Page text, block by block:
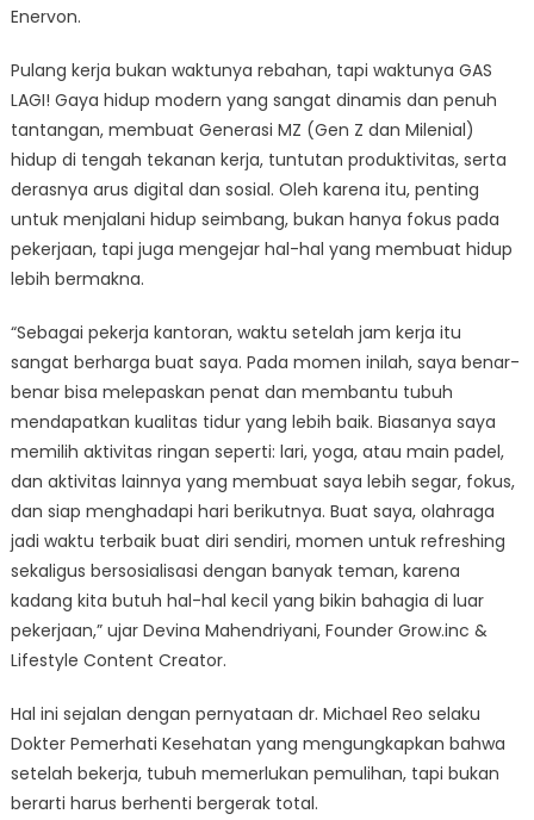
Enervon.
Pulang kerja bukan waktunya rebahan, tapi waktunya GAS
LAGI! Gaya hidup modern yang sangat dinamis dan penuh
tantangan, membuat Generasi MZ (Gen Z dan Milenial)
hidup di tengah tekanan kerja, tuntutan produktivitas, serta
derasnya arus digital dan sosial. Oleh karena itu, penting
untuk menjalani hidup seimbang, bukan hanya fokus pada
pekerjaan, tapi juga mengejar hal-hal yang membuat hidup
lebih bermakna.
“Sebagai pekerja kantoran, waktu setelah jam kerja itu
sangat berharga buat saya. Pada momen inilah, saya benar-
benar bisa melepaskan penat dan membantu tubuh
mendapatkan kualitas tidur yang lebih baik. Biasanya saya
memilih aktivitas ringan seperti: lari, yoga, atau main padel,
dan aktivitas lainnya yang membuat saya lebih segar, fokus,
dan siap menghadapi hari berikutnya. Buat saya, olahraga
jadi waktu terbaik buat diri sendiri, momen untuk refreshing
sekaligus bersosialisasi dengan banyak teman, karena
kadang kita butuh hal-hal kecil yang bikin bahagia di luar
pekerjaan,” ujar Devina Mahendriyani, Founder Grow.inc &
Lifestyle Content Creator.
Hal ini sejalan dengan pernyataan dr. Michael Reo selaku
Dokter Pemerhati Kesehatan yang mengungkapkan bahwa
setelah bekerja, tubuh memerlukan pemulihan, tapi bukan
berarti harus berhenti bergerak total.